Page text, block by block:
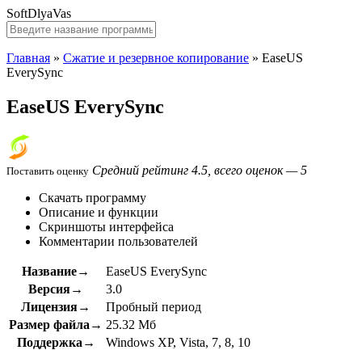
SoftDlyaVas
Главная » Сжатие и резервное копирование » EaseUS
EverySync
EaseUS EverySync
Поставить оценку Средний рейтинг 4.5, всего оценок — 5
Скачать программу
Описание и функции
Скриншоты интерфейса
Комментарии пользователей
Название→
EaseUS EverySync
Версия→
3.0
Лицензия→
Пробный период
Размер файла→ 25.32 Мб
Поддержка→
Windows XP, Vista, 7, 8, 10